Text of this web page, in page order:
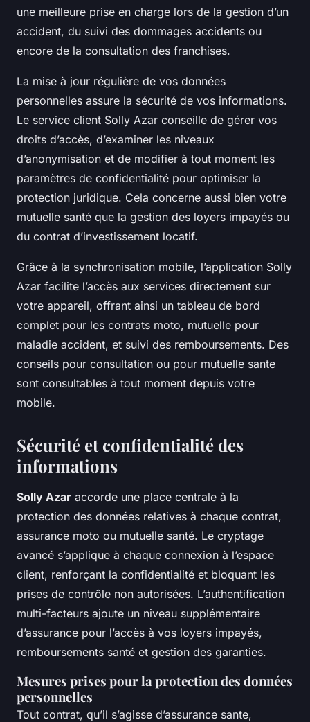
une meilleure prise en charge lors de la gestion d’un
accident, du suivi des dommages accidents ou
encore de la consultation des franchises.
La mise à jour régulière de vos données
personnelles assure la sécurité de vos informations.
Le service client Solly Azar conseille de gérer vos
droits d’accès, d’examiner les niveaux
d’anonymisation et de modifier à tout moment les
paramètres de confidentialité pour optimiser la
protection juridique. Cela concerne aussi bien votre
mutuelle santé que la gestion des loyers impayés ou
du contrat d’investissement locatif.
Grâce à la synchronisation mobile, l’application Solly
Azar facilite l’accès aux services directement sur
votre appareil, offrant ainsi un tableau de bord
complet pour les contrats moto, mutuelle pour
maladie accident, et suivi des remboursements. Des
conseils pour consultation ou pour mutuelle sante
sont consultables à tout moment depuis votre
mobile.
Sécurité et confidentialité des
informations
Solly Azar accorde une place centrale à la
protection des données relatives à chaque contrat,
assurance moto ou mutuelle santé. Le cryptage
avancé s’applique à chaque connexion à l’espace
client, renforçant la confidentialité et bloquant les
prises de contrôle non autorisées. L’authentification
multi-facteurs ajoute un niveau supplémentaire
d’assurance pour l’accès à vos loyers impayés,
remboursements santé et gestion des garanties.
Mesures prises pour la protection des données
personnelles
Tout contrat, qu’il s’agisse d’assurance sante,